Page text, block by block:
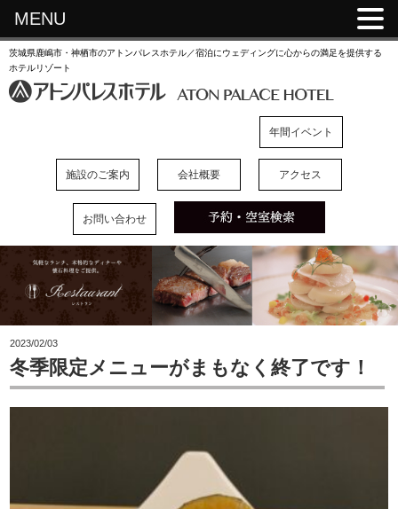
茨城県鹿嶋市・神栖市のアトンパレスホテル／宿泊にウェディングに心からの満足を提供する
ホテルリゾート
年間イベント
施設のご案内 会社概要 アクセス
お問い合わせ
2023/02/03
冬季限定メニューがまもなく終了です！
MENU